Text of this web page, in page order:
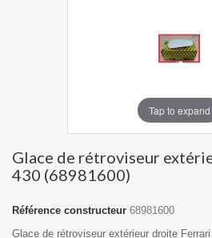
Tap to expand
Glace de rétroviseur
430 (68981600)
Référence constructeur 68981600
Glace de rétroviseur extérieur droite